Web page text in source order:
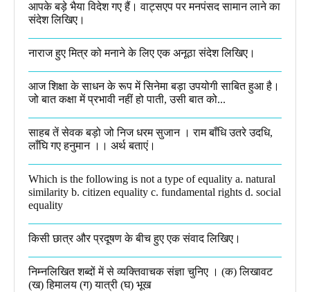
आपके बड़े भैया विदेश गए हैं। वाट्सएप पर मनपंसद सामान लाने का
संदेश लिखिए।
नाराज हुए मित्र को मनाने के लिए एक अनूठा संदेश लिखिए।
आज शिक्षा के साधन के रूप में सिनेमा बड़ा उपयोगी साबित हुआ है।
जो बात कक्षा में प्रभावी नहीं हो पाती, उसी बात को...
साहब तें सेवक बड़ो जो निज धरम सुजान । राम बाँधि उतरे उदधि,
लाँघि गए हनुमान ।।​ अर्थ बताएं।
Which is the following is not a type of equality a. natural
similarity b. citizen equality c. fundamental rights d. social
equality​
किसी छात्र और प्रदूषण के बीच हुए एक संवाद लिखिए।​
निम्नलिखित शब्दों में से व्यक्तिवाचक संज्ञा चुनिए । (क) लिखावट
(ख) हिमालय (ग) यात्री (घ) भूख​